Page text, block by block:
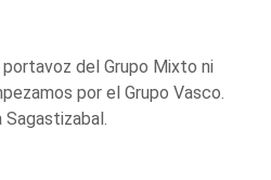
del Grupo Mixto ni
por el Grupo Vasco.